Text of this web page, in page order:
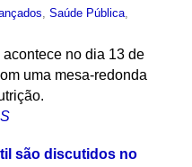
Saúde Pública,
no dia 13 de
uma mesa-redonda
são discutidos no